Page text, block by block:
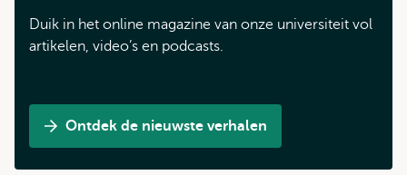
Duik in het online magazine van onze universiteit vol
artikelen, video’s en podcasts.
Ontdek de nieuwste verhalen